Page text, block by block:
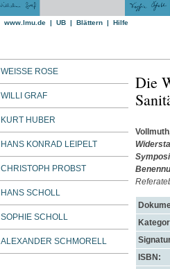
www.lmu.de| UB| Blättern| Hilfe
WEISSE ROSE
WILLI GRAF
KURT HUBER
HANS KONRAD LEIPELT
CHRISTOPH PROBST
HANS SCHOLL
SOPHIE SCHOLL
ALEXANDER SCHMORELL
Die
ISBN: